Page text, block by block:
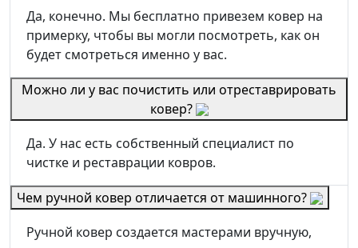
Да, конечно. Мы бесплатно привезем ковер на
примерку, чтобы вы могли посмотреть, как он
будет смотреться именно у вас.
Можно ли у вас почистить или отреставрировать
ковер?
Да. У нас есть собственный специалист по
чистке и реставрации ковров.
Чем ручной ковер отличается от машинного?
Ручной ковер создается мастерами вручную,